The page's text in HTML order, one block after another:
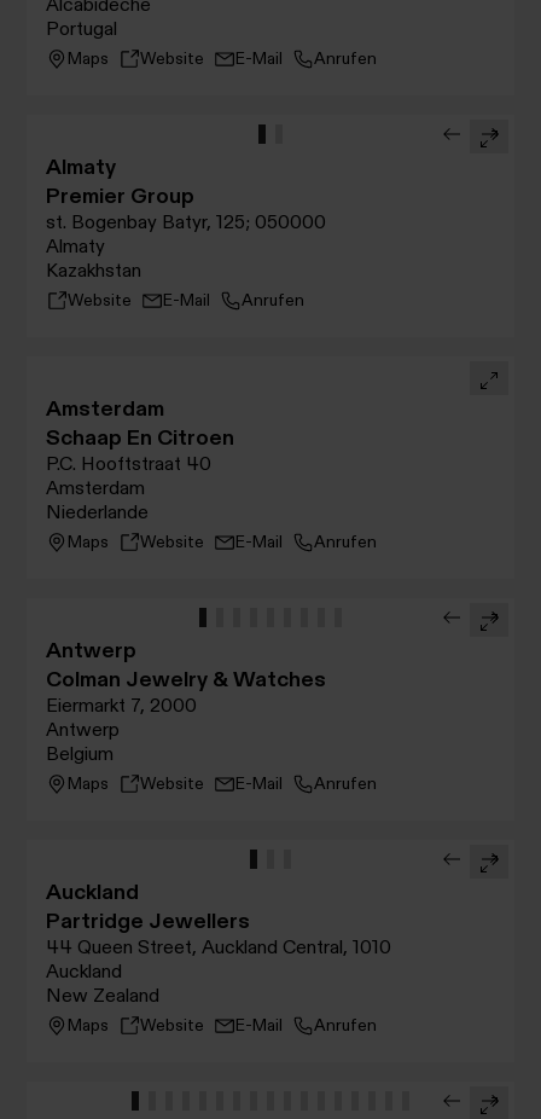
Alcabideche
Portugal
Maps Website E-Mail Anrufen
Almaty
Premier Group
st. Bogenbay Batyr, 125; 050000
Almaty
Kazakhstan
Website E-Mail Anrufen
Amsterdam
Schaap En Citroen
P.C. Hooftstraat 40
Amsterdam
Niederlande
Maps Website E-Mail Anrufen
Antwerp
Colman Jewelry & Watches
Eiermarkt 7, 2000
Antwerp
Belgium
Maps Website E-Mail Anrufen
Auckland
Partridge Jewellers
44 Queen Street, Auckland Central, 1010
Auckland
New Zealand
Maps Website E-Mail Anrufen